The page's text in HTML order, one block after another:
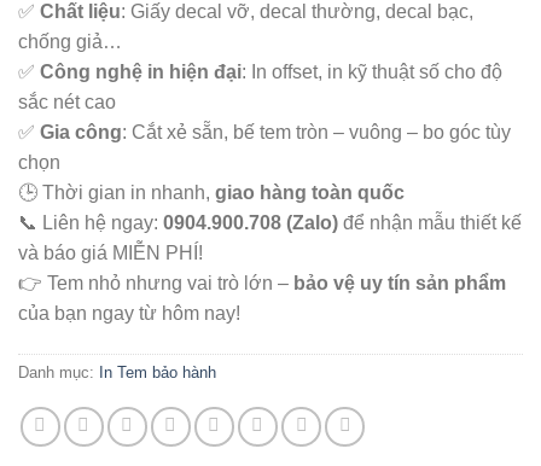
✅ Chất liệu: Giấy decal vỡ, decal thường, decal bạc,
chống giả…
✅ Công nghệ in hiện đại: In offset, in kỹ thuật số cho độ
sắc nét cao
✅ Gia công: Cắt xẻ sẵn, bế tem tròn – vuông – bo góc tùy
chọn
🕒 Thời gian in nhanh, giao hàng toàn quốc
📞 Liên hệ ngay: 0904.900.708 (Zalo) để nhận mẫu thiết kế
và báo giá MIỄN PHÍ!
👉 Tem nhỏ nhưng vai trò lớn – bảo vệ uy tín sản phẩm
của bạn ngay từ hôm nay!
Danh mục: In Tem bảo hành